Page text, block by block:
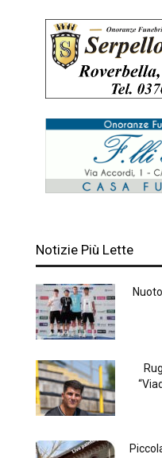
Notizie Più Lette